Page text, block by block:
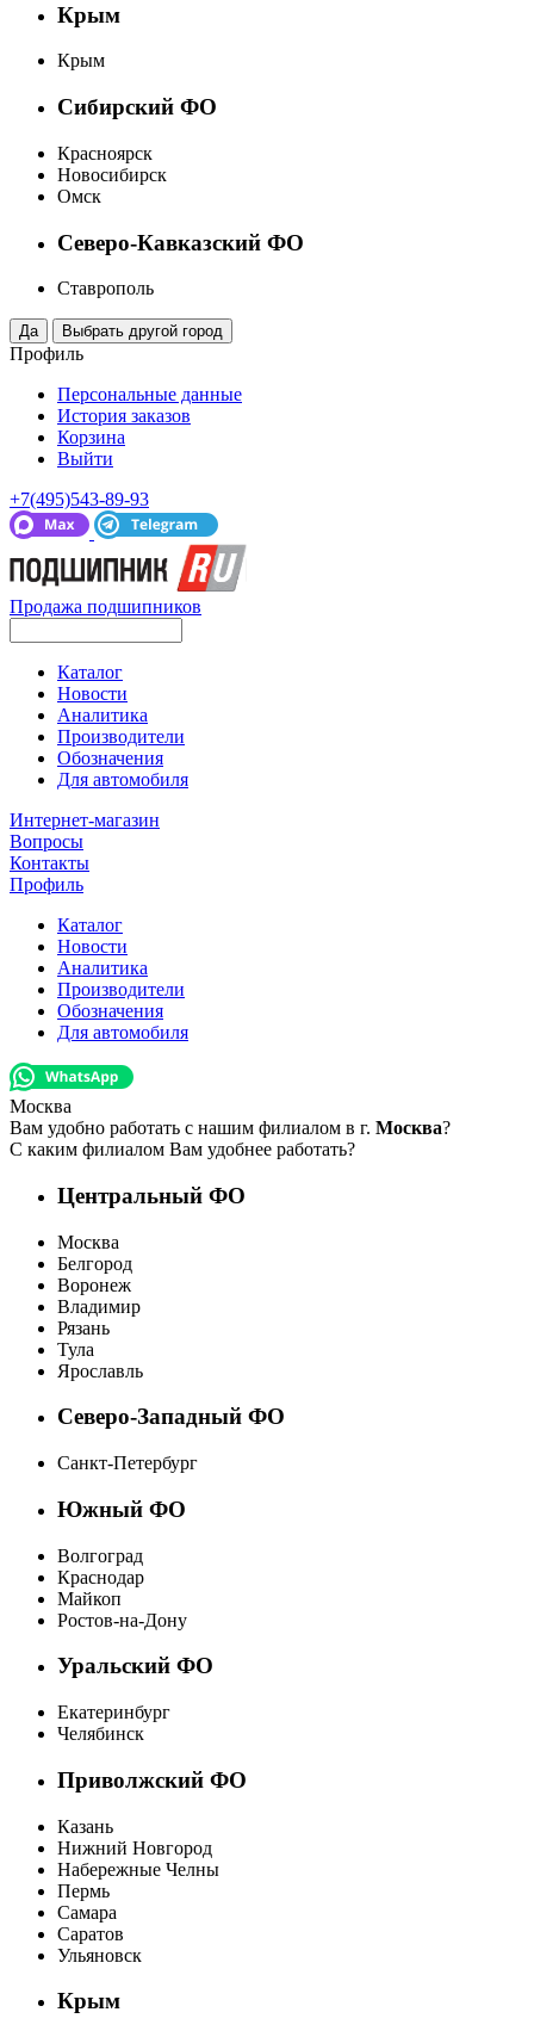
Крым
Крым
Сибирский ФО
Красноярск
Новосибирск
Омск
Северо-Кавказский ФО
Ставрополь
Профиль
Персональные данные
История заказов
Корзина
Выйти
+7(495)543-89-93
Продажа подшипников
Каталог
Новости
Аналитика
Производители
Обозначения
Для автомобиля
Интернет-магазин
Вопросы
Контакты
Профиль
Каталог
Новости
Аналитика
Производители
Обозначения
Для автомобиля
Москва
Вам удобно работать с нашим филиалом в г. Москва?
С каким филиалом Вам удобнее работать?
Центральный ФО
Москва
Белгород
Воронеж
Владимир
Рязань
Тула
Ярославль
Северо-Западный ФО
Санкт-Петербург
Южный ФО
Волгоград
Краснодар
Майкоп
Ростов-на-Дону
Уральский ФО
Екатеринбург
Челябинск
Приволжский ФО
Казань
Нижний Новгород
Набережные Челны
Пермь
Самара
Саратов
Ульяновск
Крым